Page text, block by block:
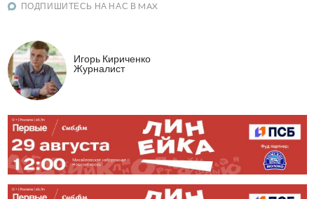
ПОДПИШИТЕСЬ НА НАС В MAX
Игорь Кириченко
Журналист